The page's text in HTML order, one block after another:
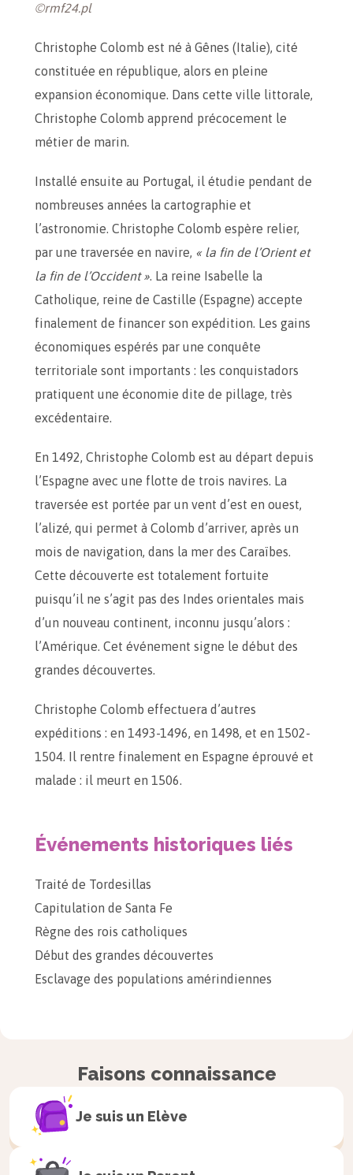
©rmf24.pl
Christophe Colomb est né à Gênes (Italie), cité
constituée en république, alors en pleine
expansion économique. Dans cette ville littorale,
Christophe Colomb apprend précocement le
métier de marin.
Installé ensuite au Portugal, il étudie pendant de
nombreuses années la cartographie et
l’astronomie. Christophe Colomb espère relier,
par une traversée en navire, « la fin de l’Orient et
la fin de l’Occident ». La reine Isabelle la
Catholique, reine de Castille (Espagne) accepte
finalement de financer son expédition. Les gains
économiques espérés par une conquête
territoriale sont importants : les conquistadors
pratiquent une économie dite de pillage, très
excédentaire.
En 1492, Christophe Colomb est au départ depuis
l’Espagne avec une flotte de trois navires. La
traversée est portée par un vent d’est en ouest,
l’alizé, qui permet à Colomb d’arriver, après un
mois de navigation, dans la mer des Caraïbes.
Cette découverte est totalement fortuite
puisqu’il ne s’agit pas des Indes orientales mais
d’un nouveau continent, inconnu jusqu’alors :
l’Amérique. Cet événement signe le début des
grandes découvertes.
Christophe Colomb effectuera d’autres
expéditions : en 1493-1496, en 1498, et en 1502-
1504. Il rentre finalement en Espagne éprouvé et
malade : il meurt en 1506.
Événements historiques liés
Traité de Tordesillas
Capitulation de Santa Fe
Règne des rois catholiques
Début des grandes découvertes
Esclavage des populations amérindiennes
Faisons connaissance
Je suis un Elève